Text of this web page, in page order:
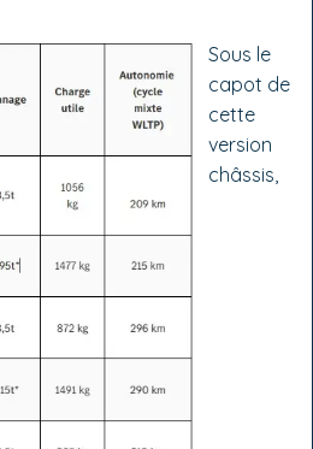
Sous le
capot de
cette
version
châssis,